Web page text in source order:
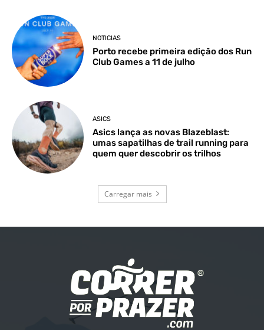
NOTICIAS
Porto recebe primeira edição dos Run
Club Games a 11 de julho
ASICS
Asics lança as novas Blazeblast:
umas sapatilhas de trail running para
quem quer descobrir os trilhos
Carregar mais